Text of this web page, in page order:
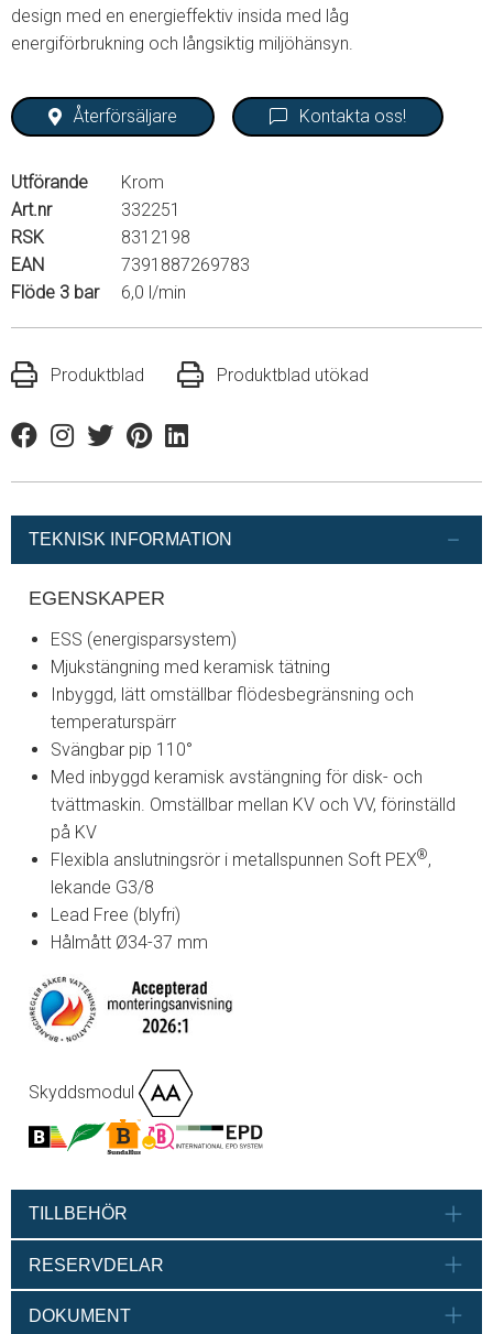
design med en energieffektiv insida med låg
energiförbrukning och långsiktig miljöhänsyn.
Återförsäljare Kontakta oss!
Utförande
Krom
Art.nr
332251
RSK
8312198
EAN
7391887269783
Flöde 3 bar
6,0 l/min
Produktblad Produktblad utökad
FacebookInstagram
TwitterPinterestLinkedin
TEKNISK INFORMATION
EGENSKAPER
ESS (energisparsystem)
Mjukstängning med keramisk tätning
Inbyggd, lätt omställbar flödesbegränsning och
temperaturspärr
Svängbar pip 110°
Med inbyggd keramisk avstängning för disk- och
tvättmaskin. Omställbar mellan KV och VV, förinställd
på KV
Flexibla anslutningsrör i metallspunnen Soft PEX®,
lekande G3/8
Lead Free (blyfri)
Hålmått Ø34-37 mm
Skyddsmodul
TILLBEHÖR
RESERVDELAR
DOKUMENT